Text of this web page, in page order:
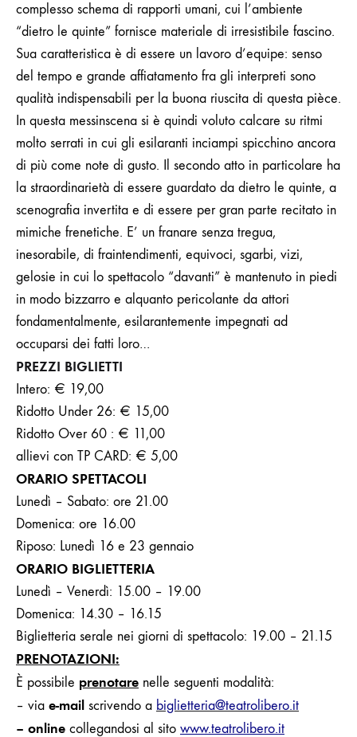
complesso schema di rapporti umani, cui l’ambiente
“dietro le quinte” fornisce materiale di irresistibile fascino.
Sua caratteristica è di essere un lavoro d’equipe: senso
del tempo e grande affiatamento fra gli interpreti sono
qualità indispensabili per la buona riuscita di questa pièce.
In questa messinscena si è quindi voluto calcare su ritmi
molto serrati in cui gli esilaranti inciampi spicchino ancora
di più come note di gusto. Il secondo atto in particolare ha
la straordinarietà di essere guardato da dietro le quinte, a
scenografia invertita e di essere per gran parte recitato in
mimiche frenetiche. E’ un franare senza tregua,
inesorabile, di fraintendimenti, equivoci, sgarbi, vizi,
gelosie in cui lo spettacolo “davanti” è mantenuto in piedi
in modo bizzarro e alquanto pericolante da attori
fondamentalmente, esilarantemente impegnati ad
occuparsi dei fatti loro…
PREZZI BIGLIETTI
Intero: € 19,00
Ridotto Under 26: € 15,00
Ridotto Over 60 : € 11,00
allievi con TP CARD: € 5,00
ORARIO SPETTACOLI
Lunedì – Sabato: ore 21.00
Domenica: ore 16.00
Riposo: Lunedì 16 e 23 gennaio
ORARIO BIGLIETTERIA
Lunedì – Venerdì: 15.00 – 19.00
Domenica: 14.30 – 16.15
Biglietteria serale nei giorni di spettacolo: 19.00 – 21.15
PRENOTAZIONI:
È possibile prenotare nelle seguenti modalità:
– via e-mail scrivendo a biglietteria@teatrolibero.it
– online collegandosi al sito www.teatrolibero.it